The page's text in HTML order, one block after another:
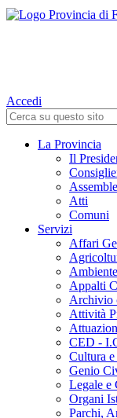
Accedi
La Provincia
Il
Atti
Comuni
Servizi
Affari
Appalti
Archivio
Attività
CED -
Cultura
Genio
Legale e
Organi
Parchi,